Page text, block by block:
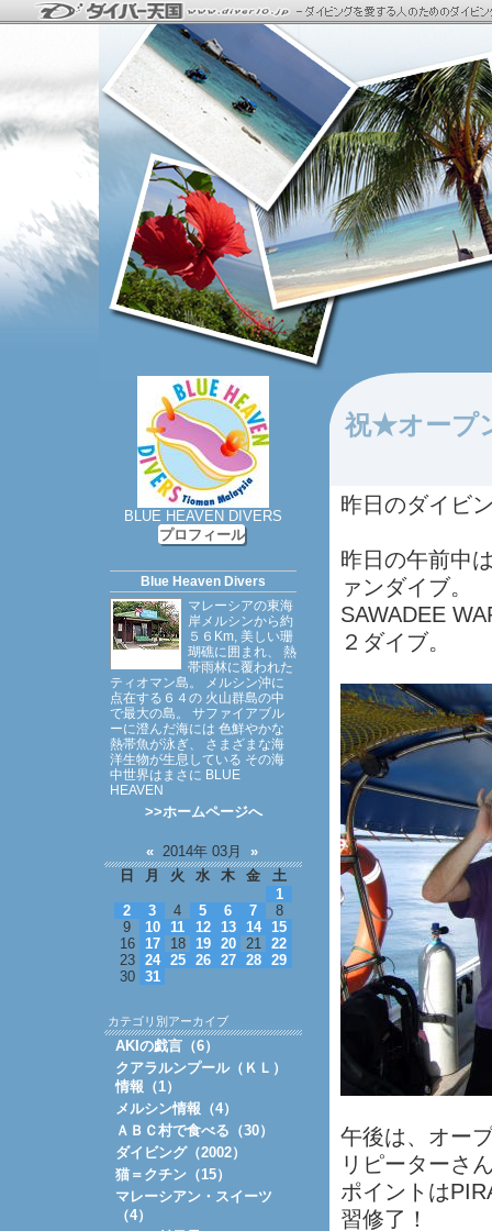
祝★オープ
昨日のダイビ
昨日の午前中
ァンダイブ。
SAWADEE
２ダイブ。
午後は、オー
リピーターさ
ポイントは
習修了！
BLUE HEAVEN DIVERS
プロフィール
Blue Heaven Divers
マレーシアの東海
岸メルシンから約
５６Km, 美しい珊
瑚礁に囲まれ、 熱
帯雨林に覆われた
ティオマン島。 メルシン沖に
点在する６４の 火山群島の中
で最大の島。 サファイアブル
ーに澄んだ海には 色鮮やかな
熱帯魚が泳ぎ、 さまざまな海
洋生物が生息している その海
中世界はまさに BLUE
HEAVEN
>>ホームページへ
« 2014年 03月 »
日
月 火 水 木 金
土
1
2
3 4 5 6 7
8
9
10 11 12 13 14
15
16
17 18 19 20 21
22
23
24 25 26 27 28
29
30
31
カテゴリ別アーカイブ
AKIの戯言（6）
クアラルンプール（ＫＬ）
情報（1）
メルシン情報（4）
ＡＢＣ村で食べる（30）
ダイビング（2002）
猫＝クチン（15）
マレーシアン・スイーツ
（4）